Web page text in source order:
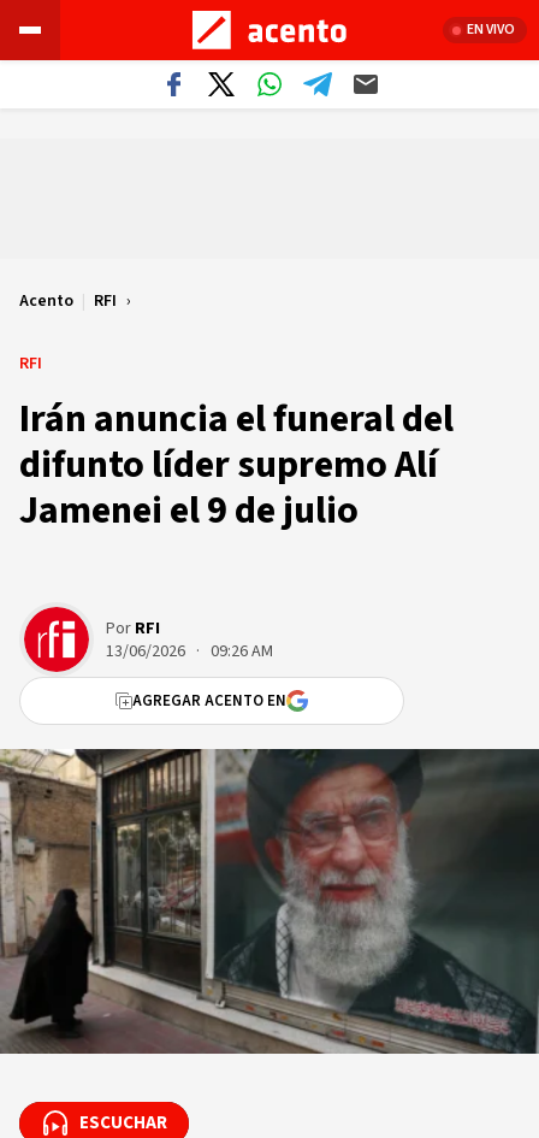
EN VIVO
Acento | RFI
RFI
Irán anuncia el funeral del
difunto líder supremo Alí
Jamenei el 9 de julio
Por RFI
13/06/2026 · 09:26 AM
AGREGAR ACENTO EN
ESCUCHAR
ESCUCHAR